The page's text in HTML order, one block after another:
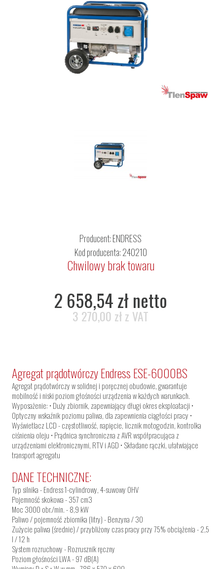
Producent:ENDRESS
Kod producenta: 240210
Chwilowy brak towaru
2 658,54 zł netto
3 270,00 zł z VAT
Agregat prądotwórczy Endress ESE-6000BS
Agregat prądotwórczy w solidnej i poręcznej obudowie, gwarantuje
mobilność i niski poziom głośności urządzenia w każdych warunkach.
Wyposażenie: • Duży zbiornik, zapewniający długi okres eksploatacji •
Optyczny wskaźnik poziomu paliwa, dla zapewnienia ciągłości pracy •
Wyświetlacz LCD - częstotliwość, napięcie, licznik motogodzin, kontrolka
ciśnienia oleju • Prądnica synchroniczna z AVR współpracująca z
urządzeniami elektronicznymi, RTV i AGD • Składane rączki, ułatwiające
transport agregatu
DANE TECHNICZNE:
Typ silnika - Endress 1-cylindrowy, 4-suwowy OHV
Pojemność skokowa - 357 cm3
Moc 3000 obr./min. - 8,9 kW
Paliwo / pojemność zbiornika (litry) - Benzyna / 30
Zużycie paliwa (średnie) / przybliżony czas pracy przy 75% obciążenia - 2,5
l / 12 h
System rozruchowy - Rozrusznik ręczny
Poziom głośności LWA - 97 dB(A)